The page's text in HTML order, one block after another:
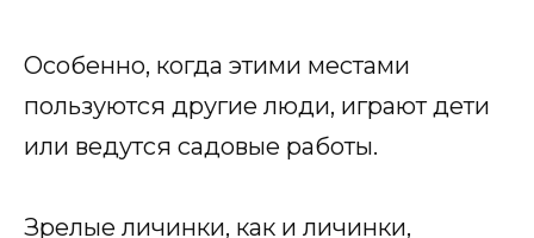
Особенно, когда этими местами
пользуются другие люди, играют дети
или ведутся садовые работы.
Зрелые личинки, как и личинки,